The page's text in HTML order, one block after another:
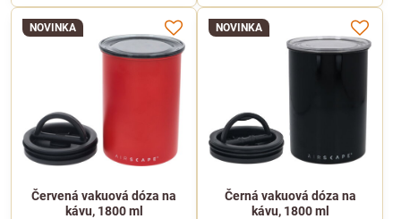
NOVINKA
Červená vakuová dóza na
kávu, 1800 ml
NOVINKA
Černá vakuová dóza na
kávu, 1800 ml